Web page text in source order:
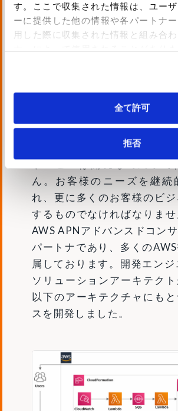
す。ここで収集された情報は、ユー
ーに提供した他の情報や各パートナ
用した際に収集された情報と組み合
全て許可
拒否
ル（オブジェクト）に対し
スワードを設定します。設
ードは、ファイルの保有者（
AWSをフル活用し柔軟性
高いサービスへ
ん。お客様のニーズを継続
れ、更に多くのお客様のビ
するものでなければなりま
AWS APNアドバンスドコン
パートナであり、多くの
属しております。開発エンジ
ソリューションアーキテクト
以下のアーキテクチャにも
スを開発しました。